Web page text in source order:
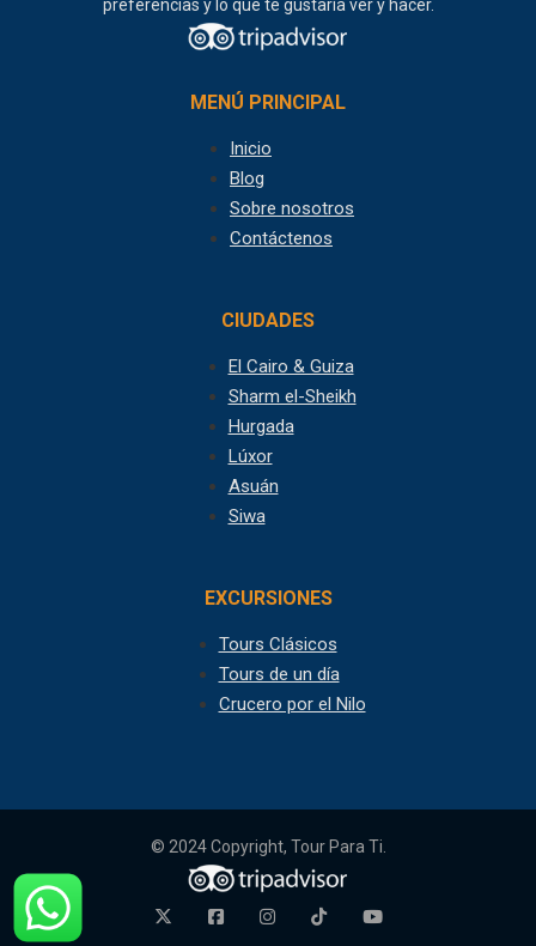
preferencias y lo que te gustaría ver y hacer.
MENÚ PRINCIPAL
Inicio
Blog
Sobre nosotros
Contáctenos
CIUDADES
El Cairo & Guiza
Sharm el-Sheikh
Hurgada
Lúxor
Asuán
Siwa
EXCURSIONES
Tours Clásicos
Tours de un día
Crucero por el Nilo
© 2024 Copyright, Tour Para Ti.